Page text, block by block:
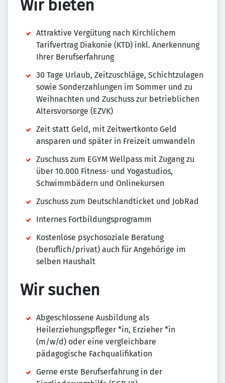
Wir bieten
Attraktive Vergütung nach Kirchlichem
Tarifvertrag Diakonie (KTD) inkl. Anerkennung
Ihrer Berufserfahrung
30 Tage Urlaub, Zeitzuschläge, Schichtzulagen
sowie Sonderzahlungen im Sommer und zu
Weihnachten und Zuschuss zur betrieblichen
Altersvorsorge (EZVK)
Zeit statt Geld, mit Zeitwertkonto Geld
ansparen und später in Freizeit umwandeln
Zuschuss zum EGYM Wellpass mit Zugang zu
über 10.000 Fitness- und Yogastudios,
Schwimmbädern und Onlinekursen
Zuschuss zum Deutschlandticket und JobRad
Internes Fortbildungsprogramm
Kostenlose psychosoziale Beratung
(beruflich/privat) auch für Angehörige im
selben Haushalt
Wir suchen
Abgeschlossene Ausbildung als
Heilerziehungspfleger *in, Erzieher *in
(m/w/d) oder eine vergleichbare
pädagogische Fachqualifikation
Gerne erste Berufserfahrung in der